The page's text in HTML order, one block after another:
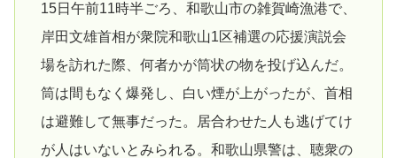
15日午前11時半ごろ、和歌山市の雑賀崎漁港で、
岸田文雄首相が衆院和歌山1区補選の応援演説会
場を訪れた際、何者かが筒状の物を投げ込んだ。
筒は間もなく爆発し、白い煙が上がったが、首相
は避難して無事だった。居合わせた人も逃げてけ
が人はいないとみられる。和歌山県警は、聴衆の